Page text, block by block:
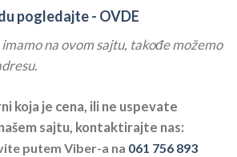
pogledajte - OVDE
na ovom sajtu, takođe možemo
koja je cena, ili ne uspevate
sajtu, kontaktirajte nas:
putem Viber-a na 061 756 893